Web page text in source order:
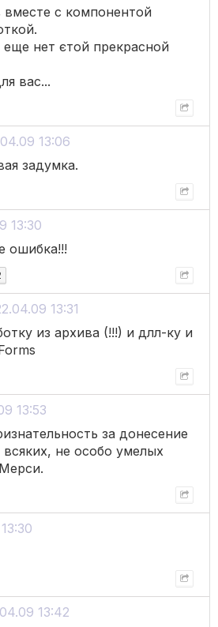
с компонентой
еще нет єтой прекрасной
вас...
13:06
задумка.
13:30
ошибка!!!
13:31
из архива (!!!) и длл-ку и
13:53
за донесение
всяких, не особо умелых
13:42